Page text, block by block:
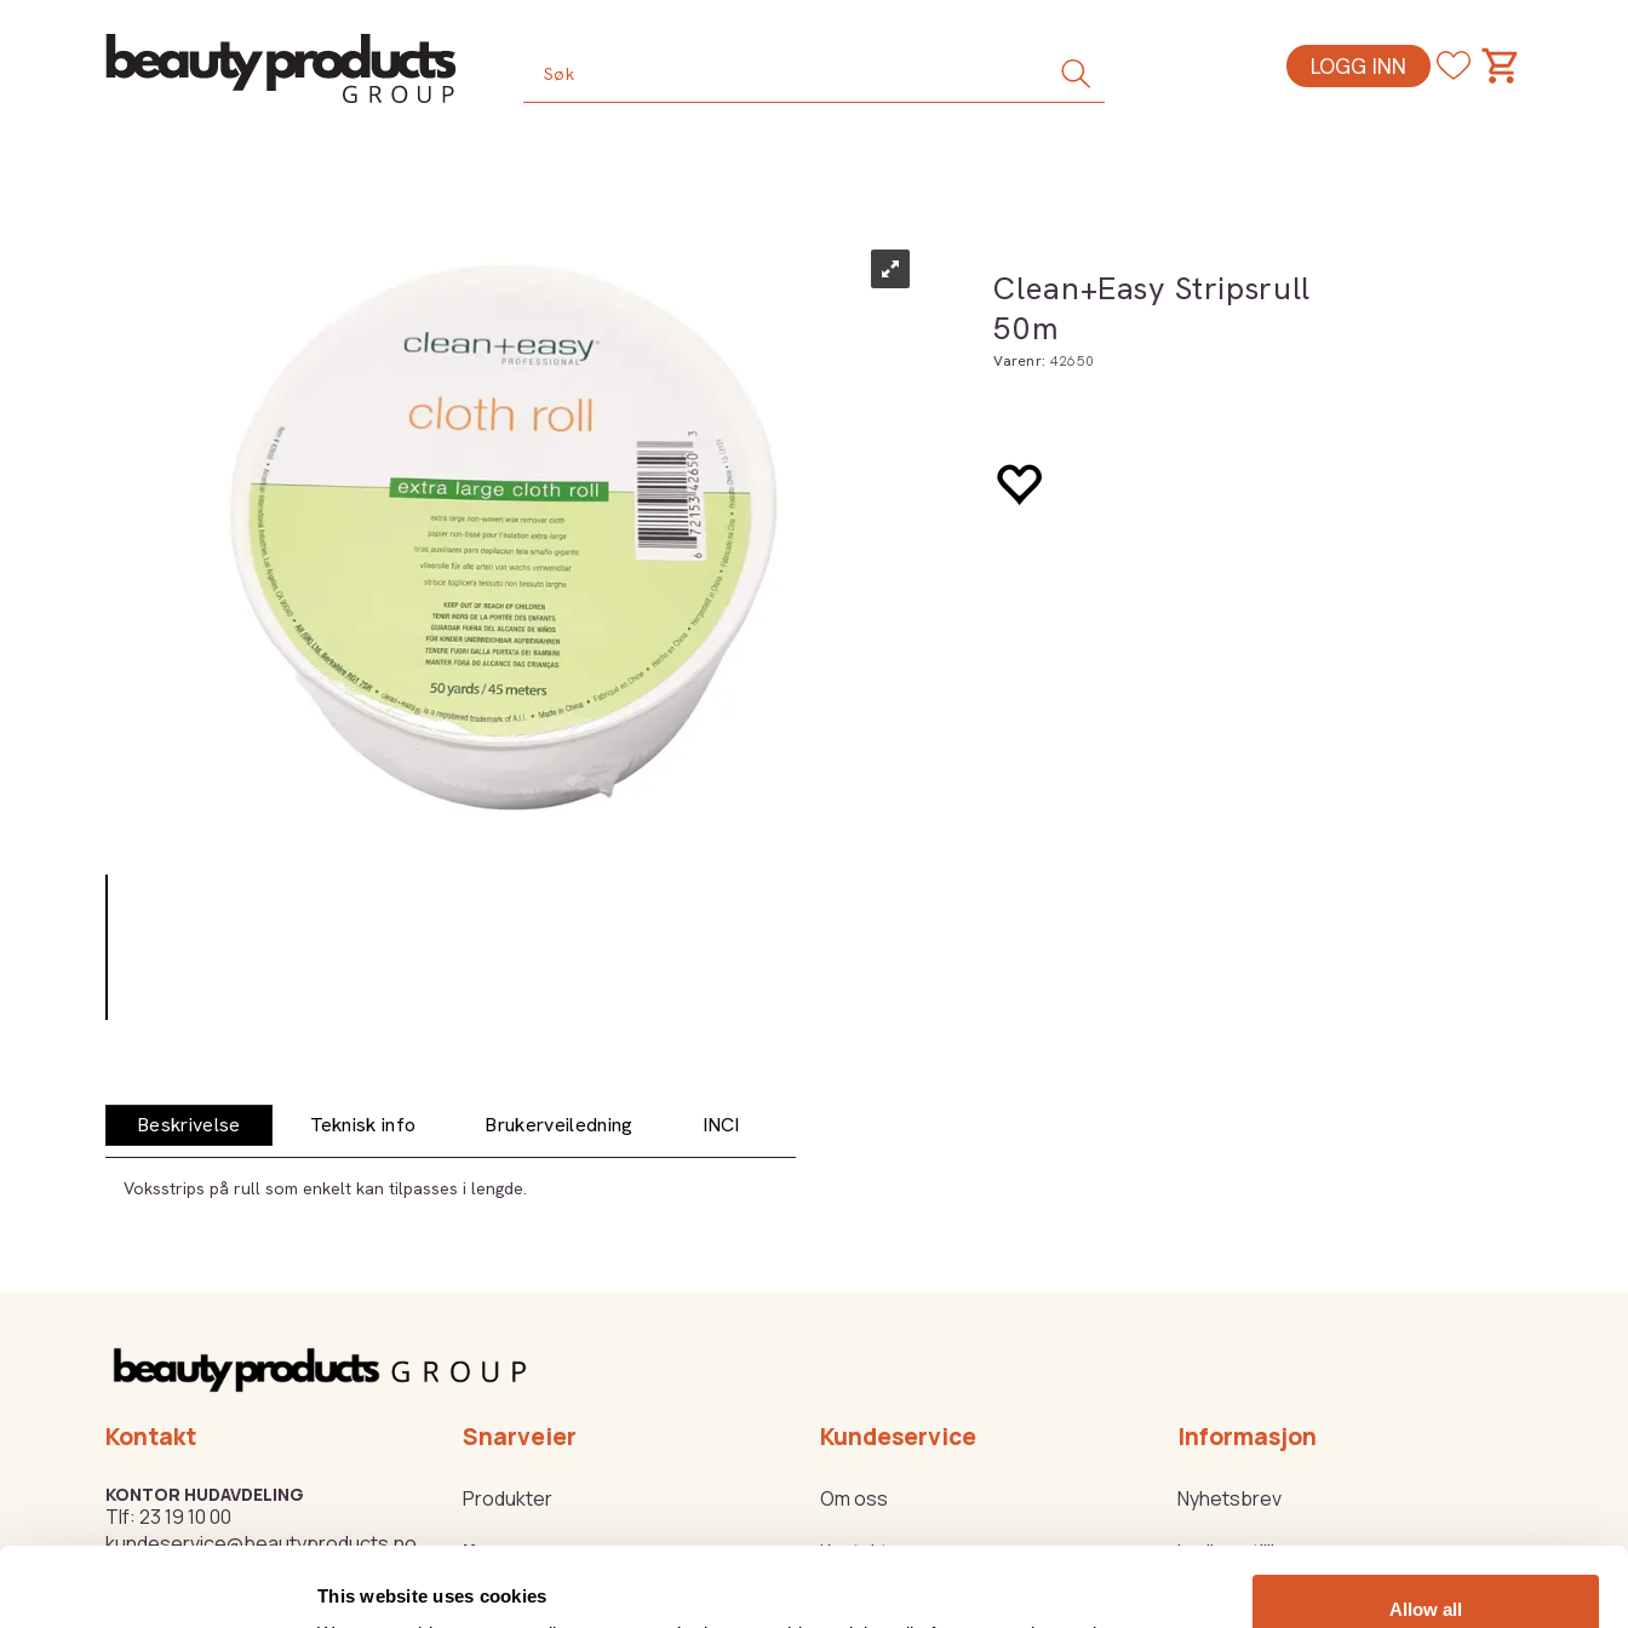
This website uses cookies
Allow all
LOGG INN
Clean+Easy Stripsrull
50m
Varenr: 42650
Beskrivelse Teknisk info Brukerveiledning INCI
Voksstrips på rull som enkelt kan tilpasses i lengde.
Kontakt
KONTOR HUDAVDELING
Tlf: 23 19 10 00
kundeservice@beautyproducts.no
Snarveier
Produkter
Kurs
Varemerker
Kundeservice
Om oss
Kontakt oss
Informasjon
Nyhetsbrev
Ledige stillinger
Kjøps-/Leveringsbetingelser